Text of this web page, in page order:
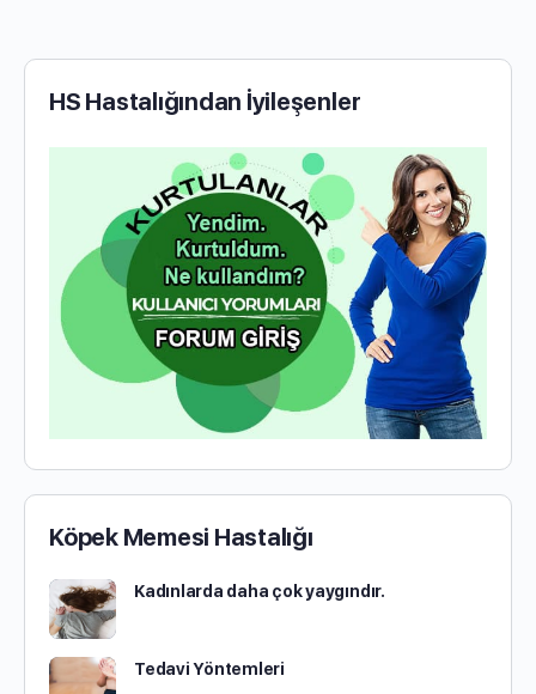
HS Hastalığından İyileşenler
Köpek Memesi Hastalığı
Kadınlarda daha çok yaygındır.
Tedavi Yöntemleri